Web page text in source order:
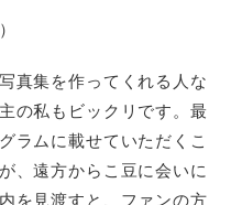
真集を作ってくれる人な
の私もビックリです。最
ラムに載せていただくこ
、遠方からこ豆に会いに
を見渡すと、ファンの方